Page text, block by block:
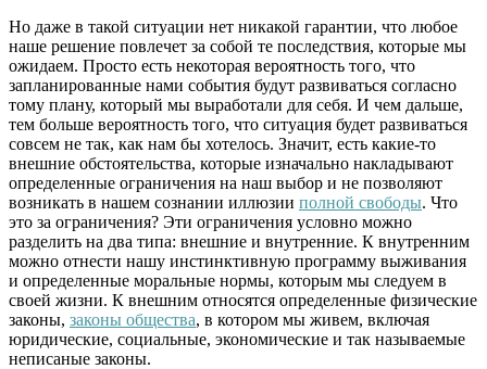
Но даже в такой ситуации нет никакой гарантии, что любое
наше решение повлечет за собой те последствия, которые мы
ожидаем. Просто есть некоторая вероятность того, что
запланированные нами события будут развиваться согласно
тому плану, который мы выработали для себя. И чем дальше,
тем больше вероятность того, что ситуация будет развиваться
совсем не так, как нам бы хотелось. Значит, есть какие-то
внешние обстоятельства, которые изначально накладывают
определенные ограничения на наш выбор и не позволяют
возникать в нашем сознании иллюзии полной свободы. Что
это за ограничения? Эти ограничения условно можно
разделить на два типа: внешние и внутренние. К внутренним
можно отнести нашу инстинктивную программу выживания
и определенные моральные нормы, которым мы следуем в
своей жизни. К внешним относятся определенные физические
законы, законы общества, в котором мы живем, включая
юридические, социальные, экономические и так называемые
неписаные законы.